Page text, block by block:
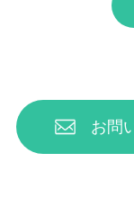
お問